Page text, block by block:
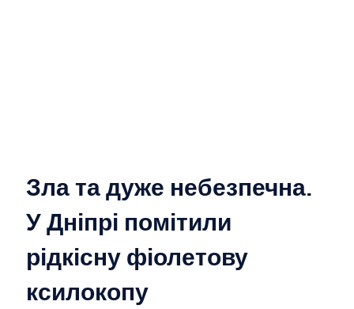
Зла та дуже небезпечна.
У Дніпрі помітили
рідкісну фіолетову
ксилокопу